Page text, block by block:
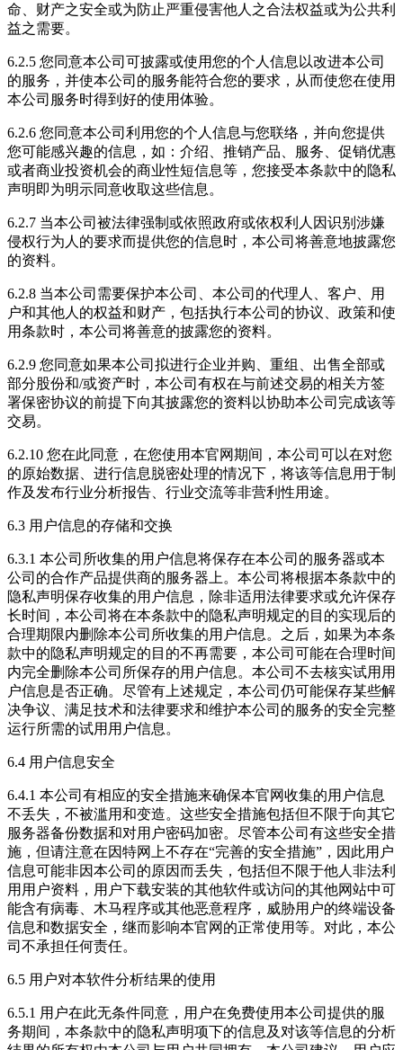
命、财产之安全或为防止严重侵害他人之合法权益或为公共利
益之需要。
6.2.5 您同意本公司可披露或使用您的个人信息以改进本公司
的服务，并使本公司的服务能符合您的要求，从而使您在使用
本公司服务时得到好的使用体验。
6.2.6 您同意本公司利用您的个人信息与您联络，并向您提供
您可能感兴趣的信息，如：介绍、推销产品、服务、促销优惠
或者商业投资机会的商业性短信息等，您接受本条款中的隐私
声明即为明示同意收取这些信息。
6.2.7 当本公司被法律强制或依照政府或依权利人因识别涉嫌
侵权行为人的要求而提供您的信息时，本公司将善意地披露您
的资料。
6.2.8 当本公司需要保护本公司、本公司的代理人、客户、用
户和其他人的权益和财产，包括执行本公司的协议、政策和使
用条款时，本公司将善意的披露您的资料。
6.2.9 您同意如果本公司拟进行企业并购、重组、出售全部或
部分股份和/或资产时，本公司有权在与前述交易的相关方签
署保密协议的前提下向其披露您的资料以协助本公司完成该等
交易。
6.2.10 您在此同意，在您使用本官网期间，本公司可以在对您
的原始数据、进行信息脱密处理的情况下，将该等信息用于制
作及发布行业分析报告、行业交流等非营利性用途。
6.3 用户信息的存储和交换
6.3.1 本公司所收集的用户信息将保存在本公司的服务器或本
公司的合作产品提供商的服务器上。本公司将根据本条款中的
隐私声明保存收集的用户信息，除非适用法律要求或允许保存
长时间，本公司将在本条款中的隐私声明规定的目的实现后的
合理期限内删除本公司所收集的用户信息。之后，如果为本条
款中的隐私声明规定的目的不再需要，本公司可能在合理时间
内完全删除本公司所保存的用户信息。本公司不去核实试用用
户信息是否正确。尽管有上述规定，本公司仍可能保存某些解
决争议、满足技术和法律要求和维护本公司的服务的安全完整
运行所需的试用用户信息。
6.4 用户信息安全
6.4.1 本公司有相应的安全措施来确保本官网收集的用户信息
不丢失，不被滥用和变造。这些安全措施包括但不限于向其它
服务器备份数据和对用户密码加密。尽管本公司有这些安全措
施，但请注意在因特网上不存在“完善的安全措施”，因此用户
信息可能非因本公司的原因而丢失，包括但不限于他人非法利
用用户资料，用户下载安装的其他软件或访问的其他网站中可
能含有病毒、木马程序或其他恶意程序，威胁用户的终端设备
信息和数据安全，继而影响本官网的正常使用等。对此，本公
司不承担任何责任。
6.5 用户对本软件分析结果的使用
6.5.1 用户在此无条件同意，用户在免费使用本公司提供的服
务期间，本条款中的隐私声明项下的信息及对该等信息的分析